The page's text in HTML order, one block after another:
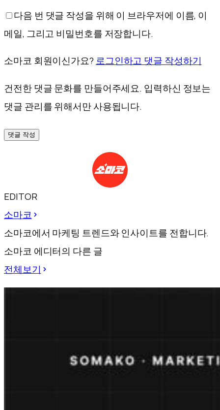
다음 번 댓글 작성을 위해 이 브라우저에 이름, 이
메일, 그리고 비밀번호를 저장합니다.
소마코 회원이신가요? 로그인하고 댓글 작성하기
건전한 댓글 문화를 만들어주세요. 입력하신 정보는
댓글 관리를 위해서만 사용됩니다.
댓글 작성
EDITOR
소마코
소마코에서 마케팅 트렌드와 인사이트를 전합니다.
소마코 에디터의 다른 글
전체보기